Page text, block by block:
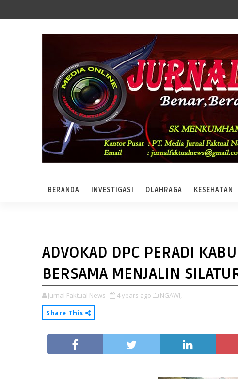
BERANDA INVESTIGASI OLAHRAGA KESEHATAN
ADVOKAD DPC PERADI
BERSAMA MENJALIN
Jurnal Faktual News 4 years ago
NGAWI,
Share This